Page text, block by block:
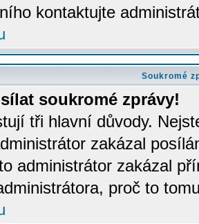
kontaktujte
Soukromé
soukromé zprávy!
tři hlavní důvody.
zakázal
administrátor zakázal
proč to